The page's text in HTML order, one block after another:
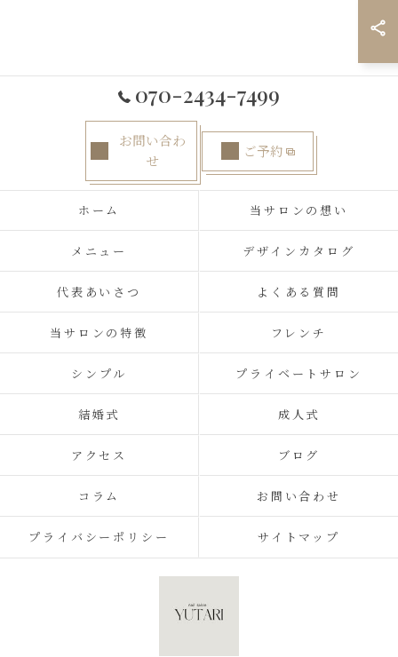
070-2434-7499
お問い合わ
せ
ご予約
ホーム 当サロンの想い
メニュー デザインカタログ
代表あいさつ よくある質問
当サロンの特徴 フレンチ
シンプル プライベートサロン
結婚式 成人式
アクセス ブログ
コラム お問い合わせ
プライバシーポリシー サイトマップ